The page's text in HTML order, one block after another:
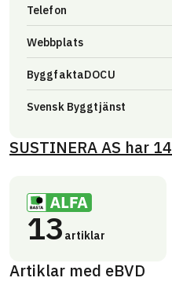
Telefon
Webbplats
ByggfaktaDOCU
Svensk Byggtjänst
SUSTINERA AS har 14
13 artiklar
Artiklar med eBVD